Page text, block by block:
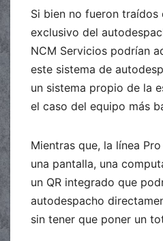
Si bien no fueron
exclusivo del
NCM Servicios podrían
este sistema de
un sistema propio de la
el caso del equipo más
Mientras que, la línea
una pantalla, una
un QR integrado que
autodespacho
sin tener que poner un